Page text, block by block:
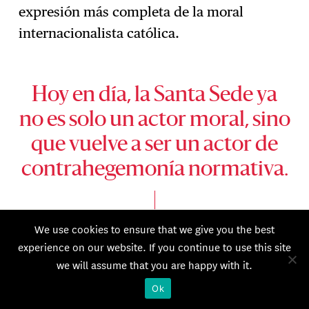
expresión más completa de la moral
internacionalista católica.
Hoy en día, la Santa Sede ya
no es solo un actor moral, sino
que vuelve a ser un actor de
contrahegemonía normativa.
BLANDINE CHELINI-PONT
La conjunción de dos movimientos y dos
escalas hace que la oposición de la
We use cookies to ensure that we give you the best
experience on our website. If you continue to use this site
we will assume that you are happy with it.
Ok